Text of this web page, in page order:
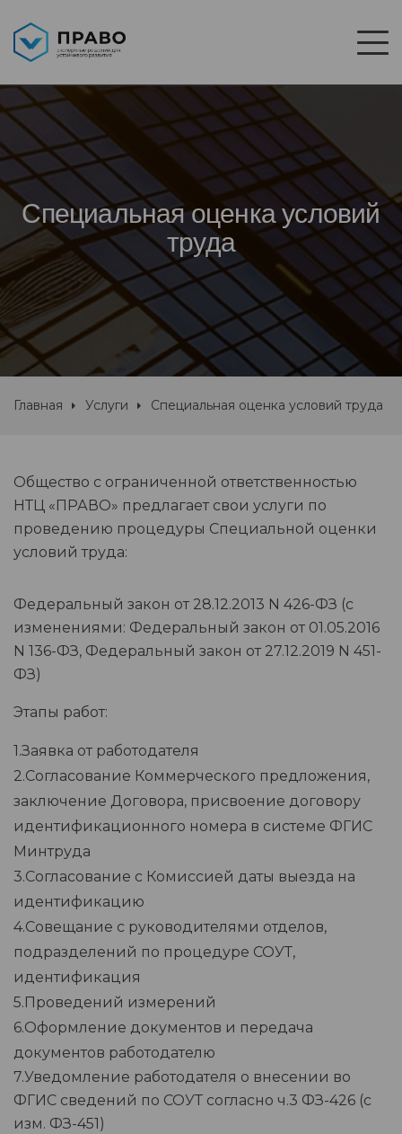
Специальная оценка условий
труда
Главная Услуги Специальная оценка условий труда
Общество с ограниченной ответственностью
НТЦ «ПРАВО» предлагает свои услуги по
проведению процедуры Специальной оценки
условий труда:
Федеральный закон от 28.12.2013 N 426-ФЗ (с
изменениями: Федеральный закон от 01.05.2016
N 136-ФЗ, Федеральный закон от 27.12.2019 N 451-
ФЗ)
Этапы работ:
1.Заявка от работодателя
2.Согласование Коммерческого предложения,
заключение Договора, присвоение договору
идентификационного номера в системе ФГИС
Минтруда
3.Согласование с Комиссией даты выезда на
идентификацию
4.Совещание с руководителями отделов,
подразделений по процедуре СОУТ,
идентификация
5.Проведений измерений
6.Оформление документов и передача
документов работодателю
7.Уведомление работодателя о внесении во
ФГИС сведений по СОУТ согласно ч.3 ФЗ-426 (с
изм. ФЗ-451)